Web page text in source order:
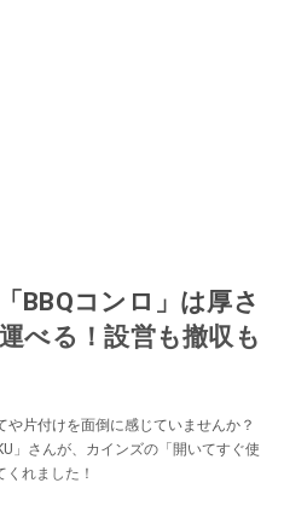
BBQコンロ」は厚さ
べる！設営も撤収も
片付けを面倒に感じていませんか？
」さんが、カインズの「開いてすぐ使
れました！